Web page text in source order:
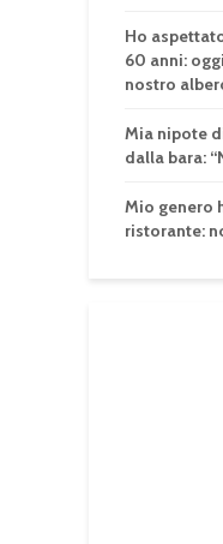
Ho
60 anni:
nostro
Mia nipote
dalla bara:
Mio genero
ristorante: